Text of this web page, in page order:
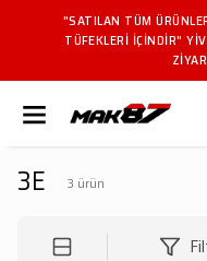
"SATILAN TÜM
TÜFEKLERI IÇINDIR"
3E 3 ürün